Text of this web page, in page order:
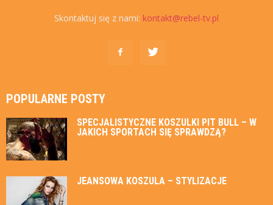
Skontaktuj się z nami: kontakt@rebel-tv.pl
POPULARNE POSTY
SPECJALISTYCZNE KOSZULKI PIT BULL – W
JAKICH SPORTACH SIĘ SPRAWDZĄ?
JEANSOWA KOSZULA – STYLIZACJE